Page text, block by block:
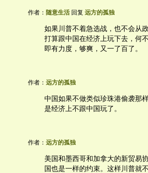
作者： 随意生活 回复 远方的孤独
如果川普不着急选战，也不会从
打算跟中国在经济上玩下去，何
即有力度，够爽，又一了百了。
作者： 远方的孤独
中国如果不做类似珍珠港偷袭那
是经济上不跟中国玩了。
作者： 远方的孤独
美国和墨西哥和加拿大的新贸易
国也是一样的约束。这样川普就